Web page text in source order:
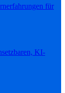
für
KI-